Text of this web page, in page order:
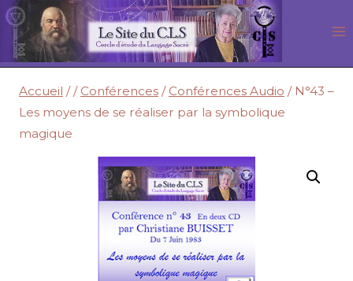
Aller
au
contenu
Accueil / / Conférences / Conférences Audio / N°43 –
Les moyens de se réaliser par la symbolique
magique